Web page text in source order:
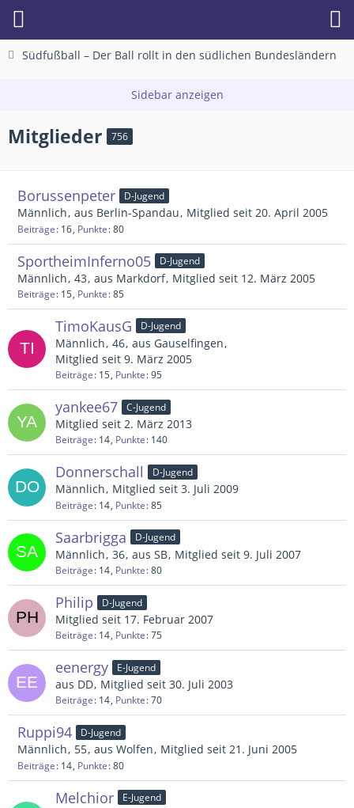
Südfußball – Der Ball rollt in den südlichen Bundesländern
Mitglieder 756
Borussenpeter D-Jugend
Männlich aus Berlin-Spandau Mitglied seit 20. April 2005
Beiträge 16 Punkte 80
SportheimInferno05 D-Jugend
Männlich 43 aus Markdorf Mitglied seit 12. März 2005
Beiträge 15 Punkte 85
TimoKausG D-Jugend
Männlich 46 aus Gauselfingen
Mitglied seit 9. März 2005
Beiträge 15 Punkte 95
yankee67 C-Jugend
Mitglied seit 2. März 2013
Beiträge 14 Punkte 140
Donnerschall D-Jugend
Männlich Mitglied seit 3. Juli 2009
Beiträge 14 Punkte 85
Saarbrigga D-Jugend
Männlich 36 aus SB Mitglied seit 9. Juli 2007
Beiträge 14 Punkte 80
Philip D-Jugend
Mitglied seit 17. Februar 2007
Beiträge 14 Punkte 75
eenergy E-Jugend
aus DD Mitglied seit 30. Juli 2003
Beiträge 14 Punkte 70
Ruppi94 D-Jugend
Männlich 55 aus Wolfen Mitglied seit 21. Juni 2005
Beiträge 14 Punkte 80
Melchior E-Jugend